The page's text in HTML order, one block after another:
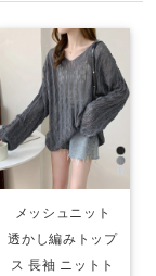
メッシュニット
透かし編みトップ
ス 長袖 ニットト